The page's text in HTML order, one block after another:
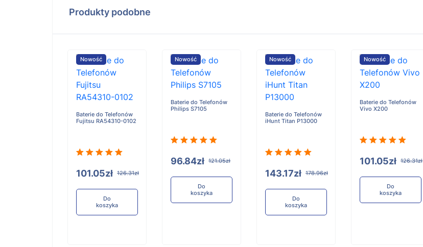
Produkty podobne
Nowość
Baterie do Telefonów
Fujitsu RA54310-0102
101.05zł 126.31zł
Do
koszyka
Nowość
Baterie do Telefonów
Philips S7105
96.84zł 121.05zł
Do
koszyka
Nowość
Baterie do Telefonów
iHunt Titan P13000
143.17zł 178.96zł
Do
koszyka
Nowość
Baterie do Telefonów
Vivo X200
101.05zł 126.31zł
Do
koszyka